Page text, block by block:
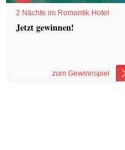
2 Nächte im Romantik Hotel
Jetzt gewinnen!
zum Gewinnspiel